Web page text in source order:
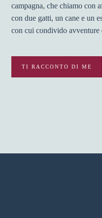
campagna, che chiamo con
con due gatti, un cane e un
con cui condivido avventure
TI RACCONTO DI ME